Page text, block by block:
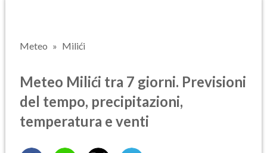
Meteo Milići
Meteo Milići tra 7 giorni. Previsioni
del tempo, precipitazioni,
temperatura e venti